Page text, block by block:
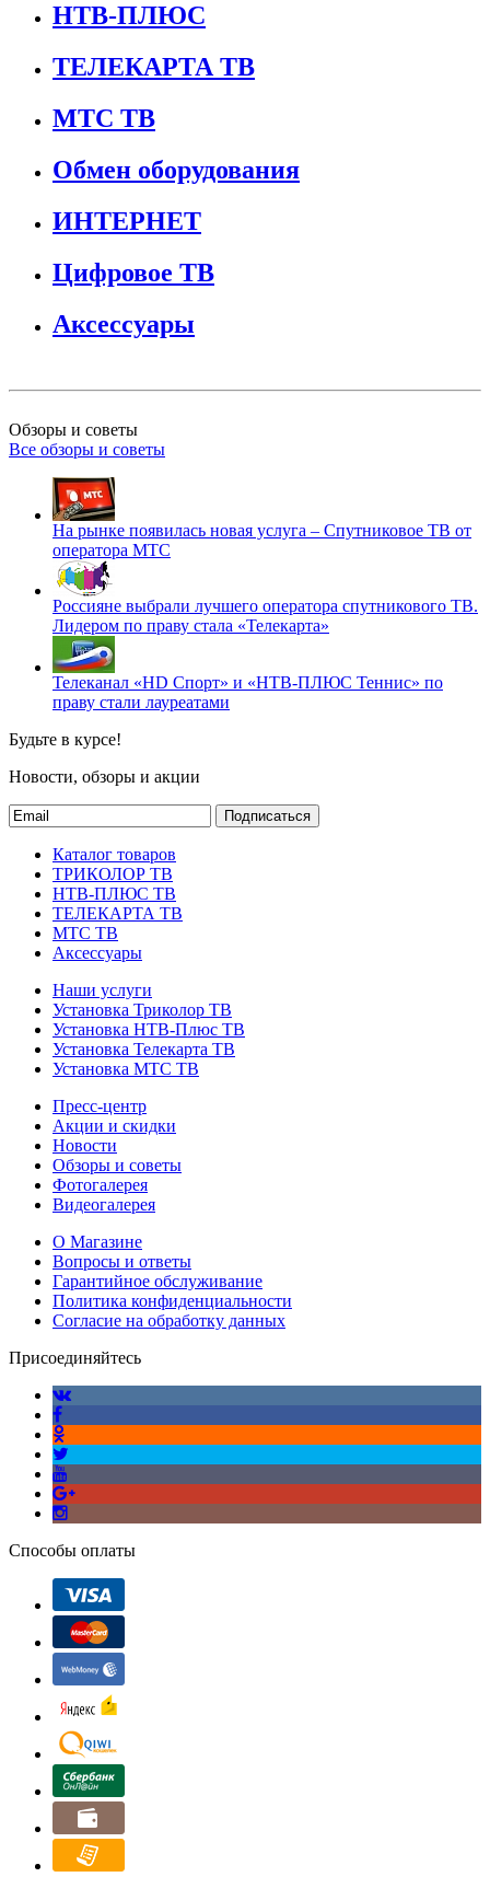
НТВ-ПЛЮС
ТЕЛЕКАРТА ТВ
МТС ТВ
Обмен оборудования
ИНТЕРНЕТ
Цифровое ТВ
Аксессуары
Обзоры и советы
Все обзоры и советы
На рынке появилась новая услуга – Спутниковое ТВ от
оператора МТС
Россияне выбрали лучшего оператора спутникового ТВ.
Лидером по праву стала «Телекарта»
Телеканал «HD Спорт» и «НТВ-ПЛЮС Теннис» по
праву стали лауреатами
Будьте в курсе!
Новости, обзоры и акции
Подписаться
Каталог товаров
ТРИКОЛОР ТВ
НТВ-ПЛЮС ТВ
ТЕЛЕКАРТА ТВ
МТС ТВ
Аксессуары
Наши услуги
Установка Триколор ТВ
Установка НТВ-Плюс ТВ
Установка Телекарта ТВ
Установка МТС ТВ
Пресс-центр
Акции и скидки
Новости
Обзоры и советы
Фотогалерея
Видеогалерея
О Магазине
Вопросы и ответы
Гарантийное обслуживание
Политика конфиденциальности
Согласие на обработку данных
Присоединяйтесь
Способы оплаты